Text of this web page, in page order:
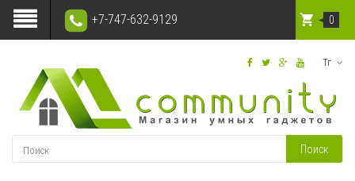
+7-747-632-9129
Тг
Поиск
0